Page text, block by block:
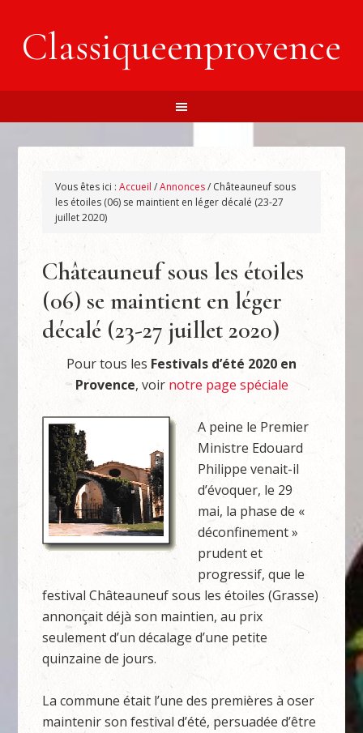
Classiqueenprovence
Vous êtes ici :Accueil /Annonces/ Châteauneuf sous
les étoiles (06) se maintient en léger décalé (23-27
juillet 2020)
Châteauneuf sous les étoiles
(06) se maintient en léger
décalé (23-27 juillet 2020)
Pour tous les Festivals d’été 2020 en
Provence, voir notre page spéciale
A peine le Premier
Ministre Edouard
Philippe venait-il
d’évoquer, le 29
mai, la phase de «
déconfinement »
prudent et
progressif, que le
festival Châteauneuf sous les étoiles (Grasse)
annonçait déjà son maintien, au prix
seulement d’un décalage d’une petite
quinzaine de jours.
La commune était l’une des premières à oser
maintenir son festival d’été, persuadée d’être